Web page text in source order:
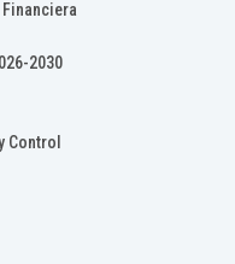
2030
Control